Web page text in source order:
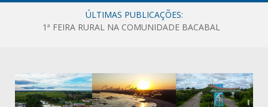
ÚLTIMAS PUBLICAÇÕES:
1ª FEIRA RURAL NA COMUNIDADE BACABAL